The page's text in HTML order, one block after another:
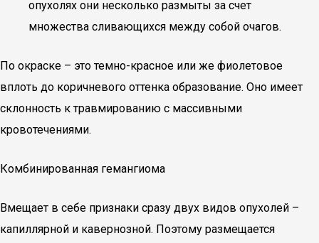
опухолях они несколько размыты за счет
множества сливающихся между собой очагов.
По окраске – это темно-красное или же фиолетовое
вплоть до коричневого оттенка образование. Оно имеет
склонность к травмированию с массивными
кровотечениями.
Комбинированная гемангиома
Вмещает в себе признаки сразу двух видов опухолей –
капиллярной и кавернозной. Поэтому размещается